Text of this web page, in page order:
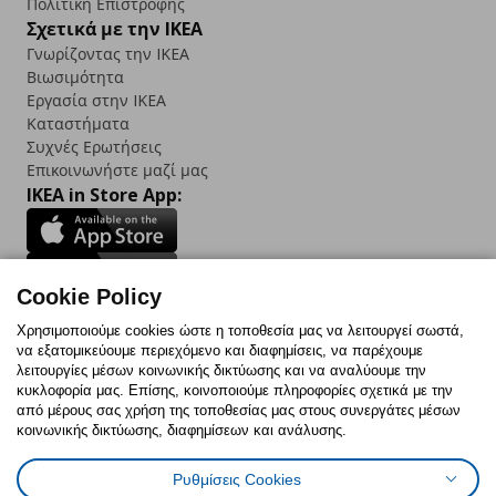
Σχετικά με την IKEA
Γνωρίζοντας την IKEA
Βιωσιμότητα
Εργασία στην IKEA
Καταστήματα
Συχνές Ερωτήσεις
Επικοινωνήστε μαζί μας
IKEA in Store App:
Follow us:
FacebookInstagram
TikTokYoutubePinterestTwitter
Πολιτική CookiesΔήλωση ψηφιακής προσβασιμότητας
Cookie Policy
Χρησιμοποιούμε cookies ώστε η τοποθεσία μας να λειτουργεί σωστά,
να εξατομικεύουμε περιεχόμενο και διαφημίσεις, να παρέχουμε
λειτουργίες μέσων κοινωνικής δικτύωσης και να αναλύουμε την
κυκλοφορία μας. Επίσης, κοινοποιούμε πληροφορίες σχετικά με την
από μέρους σας χρήση της τοποθεσίας μας στους συνεργάτες μέσων
κοινωνικής δικτύωσης, διαφημίσεων και ανάλυσης.
Ρυθμίσεις Cookies